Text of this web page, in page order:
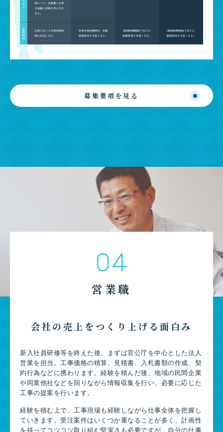
募集要項を見る
04
営業職
会社の売上をつくり上げる面白み
新入社員研修等を終えた後、まずは官公庁を中心とした法人
営業を担当。工事価格の積算、見積書、入札書類の作成、契
約行為などに携わります。経験を積んだ後、地域の民間企業
や同業他社などを回りながら情報収集を行い、必要に応じた
工事の提案を行います。
経験を積む上で、工事現場も経験しながら仕事全体を把握し
ていきます。受注案件はいくつか重なることが多く、計画性
を持ってコツコツ取り組む堅実さも必要ですが、自分の仕事